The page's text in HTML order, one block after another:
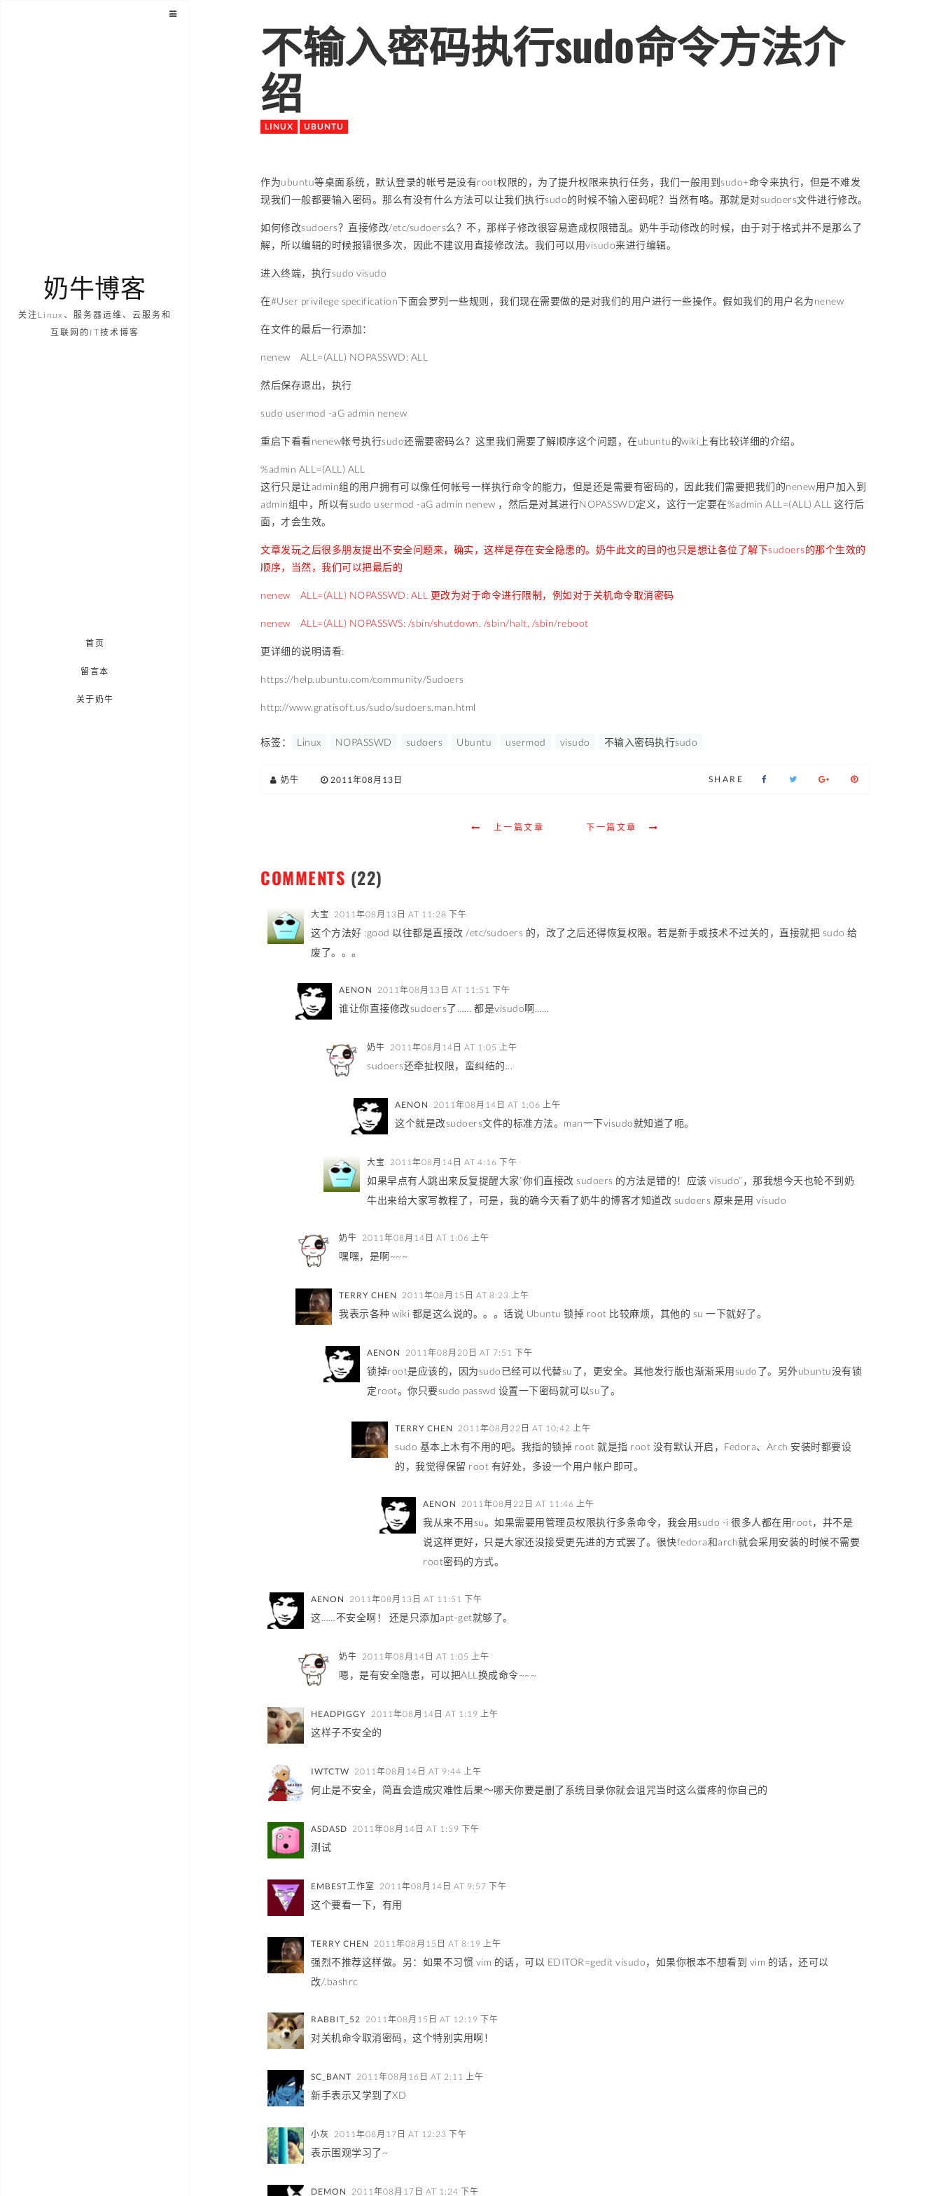
奶牛博客
关注Linux、服务器运维、云服务和
互联网的IT技术博客
首页
留言本
关于奶牛
不输入密码执行sudo命令方法介
绍
LINUX UBUNTU
作为ubuntu等桌面系统，默认登录的帐号是没有root权限的，为了提升权限来执行任务，我们一般用到sudo+命令来执行，但是不难发
现我们一般都要输入密码。那么有没有什么方法可以让我们执行sudo的时候不输入密码呢？当然有咯。那就是对sudoers文件进行修改。
如何修改sudoers？直接修改/etc/sudoers么？不，那样子修改很容易造成权限错乱。奶牛手动修改的时候，由于对于格式并不是那么了
解，所以编辑的时候报错很多次，因此不建议用直接修改法。我们可以用visudo来进行编辑。
进入终端，执行sudo visudo
在#User privilege specification下面会罗列一些规则，我们现在需要做的是对我们的用户进行一些操作。假如我们的用户名为nenew
在文件的最后一行添加：
nenew ALL=(ALL) NOPASSWD: ALL
然后保存退出，执行
sudo usermod -aG admin nenew
重启下看看nenew帐号执行sudo还需要密码么？这里我们需要了解顺序这个问题，在ubuntu的wiki上有比较详细的介绍。
%admin ALL=(ALL) ALL
这行只是让admin组的用户拥有可以像任何帐号一样执行命令的能力，但是还是需要有密码的，因此我们需要把我们的nenew用户加入到
admin组中，所以有sudo usermod -aG admin nenew ，然后是对其进行NOPASSWD定义，这行一定要在%admin ALL=(ALL) ALL 这行后
面，才会生效。
文章发玩之后很多朋友提出不安全问题来，确实，这样是存在安全隐患的。奶牛此文的目的也只是想让各位了解下sudoers的那个生效的
顺序，当然，我们可以把最后的
nenew ALL=(ALL) NOPASSWD: ALL 更改为对于命令进行限制，例如对于关机命令取消密码
nenew ALL=(ALL) NOPASSWS: /sbin/shutdown, /sbin/halt, /sbin/reboot
更详细的说明请看:
https://help.ubuntu.com/community/Sudoers
http://www.gratisoft.us/sudo/sudoers.man.html
标签： Linux NOPASSWD sudoers Ubuntu usermod visudo 不输入密码执行sudo
奶牛 2011年08月13日 SHARE
上一篇文章 下一篇文章
COMMENTS (22)
大宝 2011年08月13日 AT 11:28 下午
这个方法好 :good 以往都是直接改 /etc/sudoers 的，改了之后还得恢复权限。若是新手或技术不过关的，直接就把 sudo 给
废了。。。
AENON 2011年08月13日 AT 11:51 下午
谁让你直接修改sudoers了…… 都是visudo啊……
奶牛 2011年08月14日 AT 1:05 上午
sudoers还牵扯权限，蛮纠结的...
AENON 2011年08月14日 AT 1:06 上午
这个就是改sudoers文件的标准方法。man一下visudo就知道了呃。
大宝 2011年08月14日 AT 4:16 下午
如果早点有人跳出来反复提醒大家“你们直接改 sudoers 的方法是错的！应该 visudo”，那我想今天也轮不到奶
牛出来给大家写教程了，可是，我的确今天看了奶牛的博客才知道改 sudoers 原来是用 visudo
奶牛 2011年08月14日 AT 1:06 上午
嘿嘿，是啊~~~
TERRY CHEN 2011年08月15日 AT 8:23 上午
我表示各种 wiki 都是这么说的。。。话说 Ubuntu 锁掉 root 比较麻烦，其他的 su 一下就好了。
AENON 2011年08月20日 AT 7:51 下午
锁掉root是应该的，因为sudo已经可以代替su了，更安全。其他发行版也渐渐采用sudo了。另外ubuntu没有锁
定root。你只要sudo passwd 设置一下密码就可以su了。
TERRY CHEN 2011年08月22日 AT 10:42 上午
sudo 基本上木有不用的吧。我指的锁掉 root 就是指 root 没有默认开启，Fedora、Arch 安装时都要设
的，我觉得保留 root 有好处，多设一个用户帐户即可。
AENON 2011年08月22日 AT 11:46 上午
我从来不用su。如果需要用管理员权限执行多条命令，我会用sudo -i 很多人都在用root，并不是
说这样更好，只是大家还没接受更先进的方式罢了。很快fedora和arch就会采用安装的时候不需要
root密码的方式。
AENON 2011年08月13日 AT 11:51 下午
这……不安全啊！ 还是只添加apt-get就够了。
奶牛 2011年08月14日 AT 1:05 上午
嗯，是有安全隐患，可以把ALL换成命令~~~
HEADPIGGY 2011年08月14日 AT 1:19 上午
这样子不安全的
IWTCTW 2011年08月14日 AT 9:44 上午
何止是不安全，简直会造成灾难性后果～哪天你要是删了系统目录你就会诅咒当时这么蛋疼的你自己的
ASDASD 2011年08月14日 AT 1:59 下午
测试
EMBEST工作室 2011年08月14日 AT 9:57 下午
这个要看一下，有用
TERRY CHEN 2011年08月15日 AT 8:19 上午
强烈不推荐这样做。另：如果不习惯 vim 的话，可以 EDITOR=gedit visudo，如果你根本不想看到 vim 的话，还可以
改/.bashrc
RABBIT_52 2011年08月15日 AT 12:19 下午
对关机命令取消密码，这个特别实用啊！
SC_BANT 2011年08月16日 AT 2:11 上午
新手表示又学到了XD
小灰 2011年08月17日 AT 12:23 下午
表示围观学习了~
DEMON 2011年08月17日 AT 1:24 下午